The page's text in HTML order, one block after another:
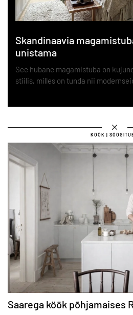
Skandinaavia
unistama
See hubane magamistuba on
stiilis, milles on tunda nii
KÖÖK |
Saarega köök põhjamaises